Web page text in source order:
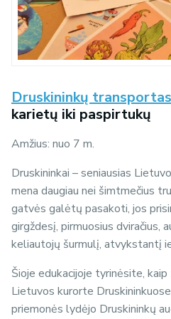
Druskininkų transportas
karietų iki paspirtukų
Amžius: nuo 7 m.
Druskininkai – seniausias
mena daugiau nei šimtmečius
gatvės galėtų pasakoti, jos
girgždesį, pirmuosius dviračius,
keliautojų šurmulį, atvykstantį
Šioje edukacijoje tyrinėsite,
Lietuvos kurorte
priemonės lydėjo Druskininkų